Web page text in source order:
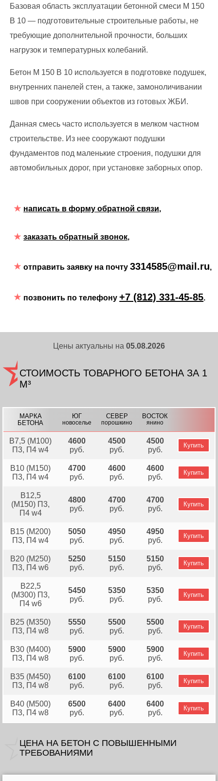
Базовая область эксплуатации бетонной смеси М 150
В 10 — подготовительные строительные работы, не
требующие дополнительной прочности, больших
нагрузок и температурных колебаний.
Бетон М 150 В 10 используется в подготовке подушек,
внутренних панелей стен, а также, замоноличивании
швов при сооружении объектов из готовых ЖБИ.
Данная смесь часто используется в мелком частном
строительстве. Из нее сооружают подушки
фундаментов под маленькие строения, подушки для
автомобильных дорог, при установке заборных опор.
написать в форму обратной связи,
заказать обратный звонок,
отправить заявку на почту3314585@mail.ru,
позвонить по телефону+7 (812) 331-45-85.
Цены актуальны на 05.08.2026
СТОИМОСТЬ ТОВАРНОГО БЕТОНА ЗА 1
М³
МАРКА
БЕТОНА
ЮГ
новоселье
СЕВЕР
порошкино
ВОСТОК
янино
В7,5 (М100)
П3, П4 w4
4600
руб.
4500
руб.
4500
руб.
Купить
В10 (М150)
П3, П4 w4
4700
руб.
4600
руб.
4600
руб.
Купить
В12,5
(М150) П3,
П4 w4
4800
руб.
4700
руб.
4700
руб.
Купить
В15 (М200)
П3, П4 w4
5050
руб.
4950
руб.
4950
руб.
Купить
В20 (М250)
П3, П4 w6
5250
руб.
5150
руб.
5150
руб.
Купить
B22,5
(М300) П3,
П4 w6
5450
руб.
5350
руб.
5350
руб.
Купить
В25 (М350)
П3, П4 w8
5550
руб.
5500
руб.
5500
руб.
Купить
В30 (М400)
П3, П4 w8
5900
руб.
5900
руб.
5900
руб.
Купить
В35 (М450)
П3, П4 w8
6100
руб.
6100
руб.
6100
руб.
Купить
В40 (М500)
П3, П4 w8
6500
руб.
6400
руб.
6400
руб.
Купить
ЦЕНА НА БЕТОН C ПОВЫШЕННЫМИ
ТРЕБОВАНИЯМИ